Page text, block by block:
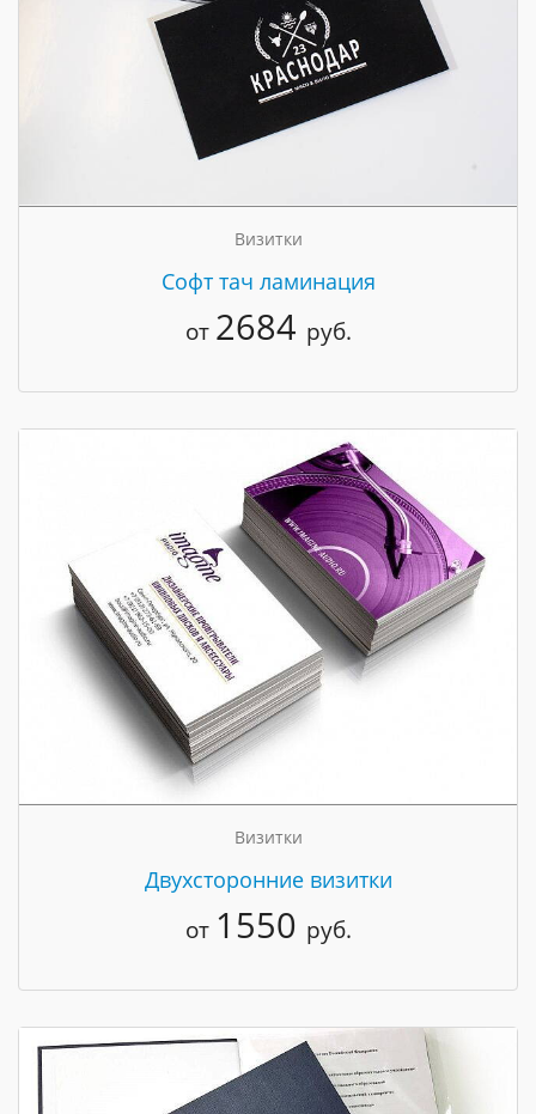
Визитки
Cофт тач ламинация
от 2684 руб.
Визитки
Двухсторонние визитки
от 1550 руб.